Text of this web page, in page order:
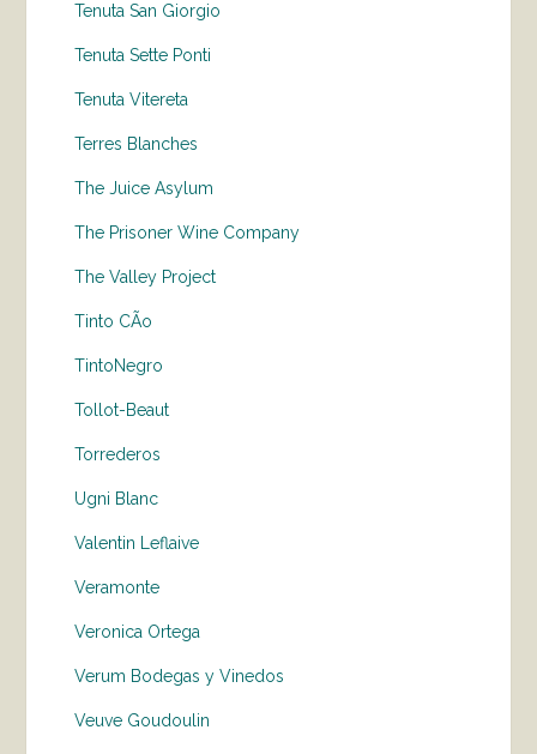
Tenuta San Giorgio
Tenuta Sette Ponti
Tenuta Vitereta
Terres Blanches
The Juice Asylum
The Prisoner Wine Company
The Valley Project
Tinto CÃo
TintoNegro
Tollot-Beaut
Torrederos
Ugni Blanc
Valentin Leflaive
Veramonte
Veronica Ortega
Verum Bodegas y Vinedos
Veuve Goudoulin